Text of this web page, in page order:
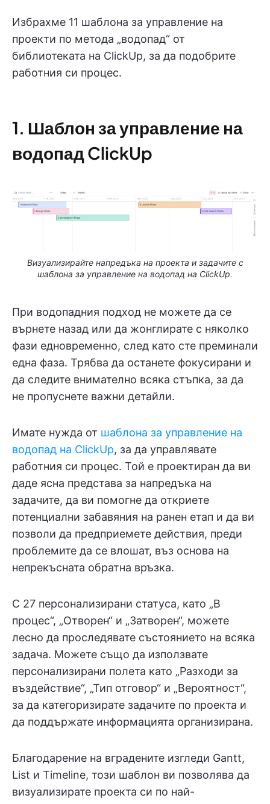
Избрахме 11 шаблона за управление на
проекти по метода „водопад“ от
библиотеката на ClickUp, за да подобрите
работния си процес.
1. Шаблон за управление на
водопад ClickUp
Визуализирайте напредъка на проекта и задачите с
шаблона за управление на водопад на ClickUp.
При водопадния подход не можете да се
върнете назад или да жонглирате с няколко
фази едновременно, след като сте преминали
една фаза. Трябва да останете фокусирани и
да следите внимателно всяка стъпка, за да
не пропуснете важни детайли.
Имате нужда от шаблона за управление на
водопад на ClickUp, за да управлявате
работния си процес. Той е проектиран да ви
даде ясна представа за напредъка на
задачите, да ви помогне да откриете
потенциални забавяния на ранен етап и да ви
позволи да предприемете действия, преди
проблемите да се влошат, въз основа на
непрекъсната обратна връзка.
С 27 персонализирани статуса, като „В
процес“, „Отворен“ и „Затворен“, можете
лесно да проследявате състоянието на всяка
задача. Можете също да използвате
персонализирани полета като „Разходи за
въздействие“, „Тип отговор“ и „Вероятност“,
за да категоризирате задачите по проекта и
да поддържате информацията организирана.
Благодарение на вградените изгледи Gantt,
List и Timeline, този шаблон ви позволява да
визуализирате проекта си по най-